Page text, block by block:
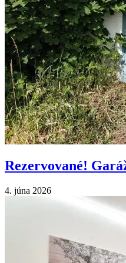
Rezervované!
4. júna 2026